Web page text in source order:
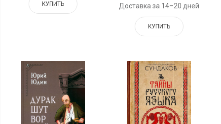
КУПИТЬ Доставка за 14–20 дней
КУПИТЬ